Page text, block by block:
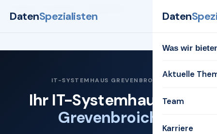
DatenSpezialisten Daten
Was wir
Aktuelle
Team
Karriere
IT-SYSTEMHAUS GREVENBROICH
Ihr IT-Systemhaus für
Grevenbroich